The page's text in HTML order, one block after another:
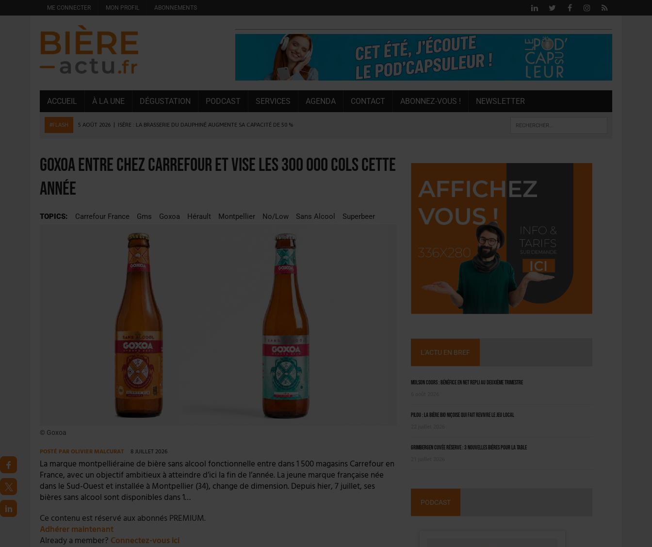
ME CONNECTER MON PROFIL ABONNEMENTS
ACCUEIL À LA UNE DÉGUSTATION PODCAST SERVICES AGENDA CONTACT ABONNEZ-VOUS ! NEWSLETTER
#FLASH 4 AOÛT 2026 DESPERADOS AVENIDA : 3 INNOVATIONS LATINES DE L’ÉTÉ
3 AOÛT 2026 | CONSOMMATION : LA VISION DU GROUPE ANTHONY MARTIN
31 JUILLET 2026 PODCAST – BRASSERIE SAINTE COLOMBE, 30 ANS, PIONNIÈRE EN ILLE-ET-VILAINE
31 JUILLET 2026
5 AOÛT 2026 HEINEKEN A SUPPRIMÉ 3 000 POSTES AU PREMIER SEMESTRE
ISÈRE : LA BRASSERIE DU DAUPHINÉ AUGMENTE SA CAPACITÉ DE 50 %
Goxoa entre chez Carrefour et vise les 300 000 cols cette
année
TOPICS: Carrefour France Gms Goxoa Hérault Montpellier No/Low Sans Alcool Superbeer
© Goxoa
POSTÉ PAROLIVIER MALCURAT 8 JUILLET 2026
La marque montpelliéraine de bière sans alcool fonctionnelle entre dans 1 500 magasins Carrefour en
France, avec un objectif ambitieux à atteindre d’ici la fin de l’année. La jeune marque française née
dans le Sud-Ouest et installée à Montpellier (34), change de dimension. Depuis hier, 7 juillet, ses
bières sans alcool sont disponibles dans 1…
Ce contenu est réservé aux abonnés PREMIUM.
Adhérer maintenant
Already a member? Connectez-vous ici
L'ACTU EN BREF
Molson Coors : bénéfice en net repli au deuxième trimestre
Pilou : la bière bio niçoise qui fait revivre le jeu local
Grimbergen Cuvée Réserve : 3 nouvelles bières pour la table
PODCAST